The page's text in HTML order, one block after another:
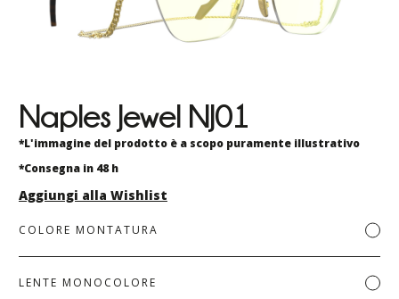
Naples Jewel NJ01
*L'immagine del prodotto è a scopo puramente illustrativo
*Consegna in 48 h
Aggiungi alla Wishlist
COLORE MONTATURA
LENTE MONOCOLORE